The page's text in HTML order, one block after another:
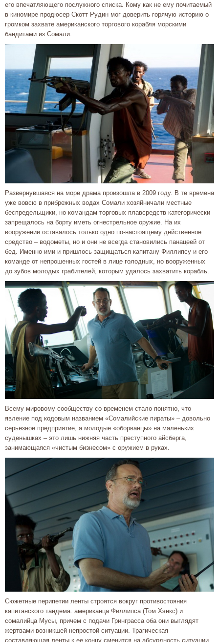
его впечатляющего послужного списка. Кому как не ему почитаемый
в киномире продюсер Скотт Рудин мог доверить горячую историю о
громком захвате американского торгового корабля морскими
бандитами из Сомали.
Развернувшаяся на море драма произошла в 2009 году. В те времена
уже вовсю в прибрежных водах Сомали хозяйничали местные
беспредельщики, но командам торговых плавсредств категорически
запрещалось на борту иметь огнестрельное оружие. На их
вооружении оставалось только одно по-настоящему действенное
средство – водометы, но и они не всегда становились панацеей от
бед. Именно ими и пришлось защищаться капитану Филлипсу и его
команде от непрошенных гостей в лице голодных, но вооруженных
до зубов молодых грабителей, которым удалось захватить корабль.
Всему мировому сообществу со временем стало понятно, что
явление под кодовым названием «Сомалийские пираты» – довольно
серьезное предприятие, а молодые «оборванцы» на маленьких
суденышках – это лишь нижняя часть преступного айсберга,
занимающаяся «чистым бизнесом» с оружием в руках.
Сюжетные перипетии ленты строятся вокруг противостояния
капитанского тандема: американца Филлипса (Том Хэнкс) и
сомалийца Мусы, причем с подачи Гринграсса оба они выглядят
жертвами возникшей непростой ситуации. Трагическая
составляющая ленты к ее концу сменится на абсурдность ситуации,